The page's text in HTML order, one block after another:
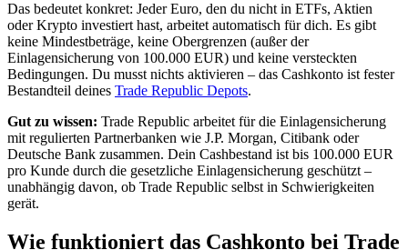
Das bedeutet konkret: Jeder Euro, den du nicht in ETFs, Aktien
oder Krypto investiert hast, arbeitet automatisch für dich. Es gibt
keine Mindestbeträge, keine Obergrenzen (außer der
Einlagensicherung von 100.000 EUR) und keine versteckten
Bedingungen. Du musst nichts aktivieren – das Cashkonto ist fester
Bestandteil deines Trade Republic Depots.
Gut zu wissen: Trade Republic arbeitet für die Einlagensicherung
mit regulierten Partnerbanken wie J.P. Morgan, Citibank oder
Deutsche Bank zusammen. Dein Cashbestand ist bis 100.000 EUR
pro Kunde durch die gesetzliche Einlagensicherung geschützt –
unabhängig davon, ob Trade Republic selbst in Schwierigkeiten
gerät.
Wie funktioniert das Cashkonto bei Trade